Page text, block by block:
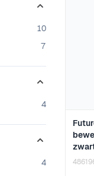
10products
7 products
4products
4products